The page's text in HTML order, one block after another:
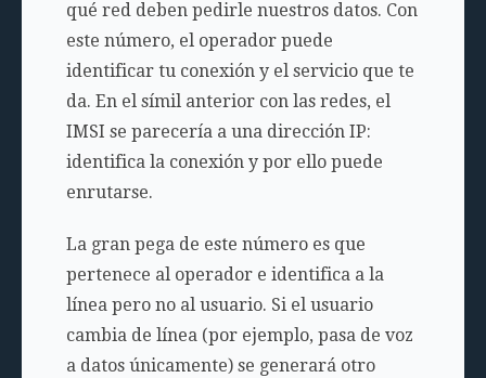
qué red deben pedirle nuestros datos. Con
este número, el operador puede
identificar tu conexión y el servicio que te
da. En el símil anterior con las redes, el
IMSI se parecería a una dirección IP:
identifica la conexión y por ello puede
enrutarse.
La gran pega de este número es que
pertenece al operador e identifica a la
línea pero no al usuario. Si el usuario
cambia de línea (por ejemplo, pasa de voz
a datos únicamente) se generará otro